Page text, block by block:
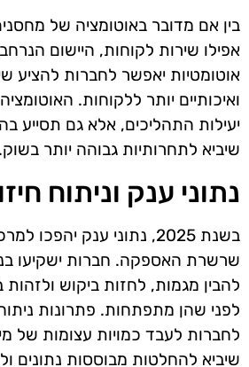
בין אם מדובר באוטומציה של
אפילו שירות לקוחות, היישום
אוטומטיות יאפשר לחברות להציע
ואיכותיים יותר ללקוחות.
יעילות התהליכים, אלא גם תסייע
שיביא לתחרותיות גבוהה יותר בשוק.
נתוני ענק וניתוח
בשנת 2025, נתוני ענק יהפכו
שרשרת האספקה. חברות ישקיעו
להבין מגמות, לחזות ביקוש ולזהות
לפני שהן מתפתחות. פתרונות
לחברות לעבד כמויות עצומות של
שיביא להחלטות מבוססות נתונים